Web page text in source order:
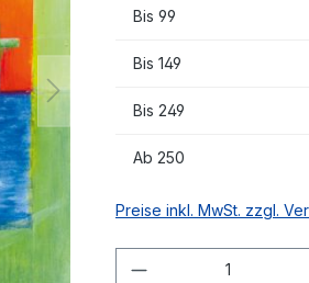
Bis 99
Bis 149
Bis 249
Ab 250
Preise inkl. MwSt. zzgl.
Produkt